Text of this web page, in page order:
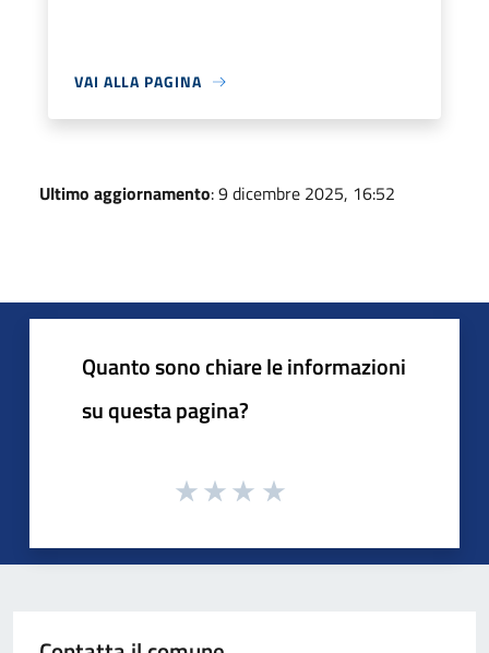
VAI ALLA PAGINA
Ultimo aggiornamento: 9 dicembre 2025, 16:52
Quanto sono chiare le informazioni
su questa pagina?